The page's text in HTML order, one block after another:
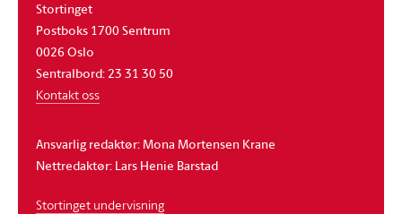
Stortinget
Postboks 1700 Sentrum
0026 Oslo
Sentralbord: 23 31 30 50
Kontakt oss
Ansvarlig redaktør: Mona Mortensen Krane
Nettredaktør: Lars Henie Barstad
Stortinget undervisning